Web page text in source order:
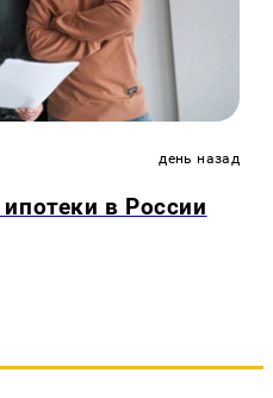
день назад
в России